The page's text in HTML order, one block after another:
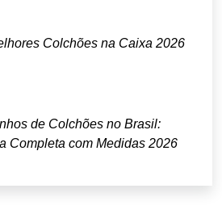
Colchões na Caixa 2026
de Colchões no Brasil:
Completa com Medidas 2026